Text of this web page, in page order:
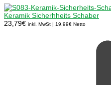
Keramik Sicherhheits Schaber
23,79€ inkl. MwSt | 19,99€ Netto